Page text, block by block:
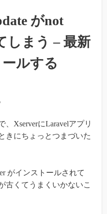
がnot
しまう – 最新
ルする
XserverにLaravelアプリ
きにちょっとつまづいた
がインストールされて
古くてうまくいかないこ